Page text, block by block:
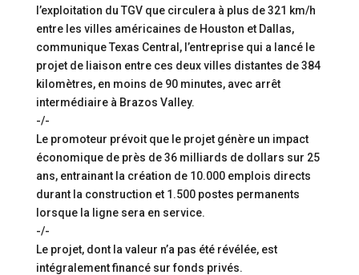
l’exploitation du TGV que circulera à plus de 321 km/h
entre les villes américaines de Houston et Dallas,
communique Texas Central, l’entreprise qui a lancé le
projet de liaison entre ces deux villes distantes de 384
kilomètres, en moins de 90 minutes, avec arrêt
intermédiaire à Brazos Valley.
-/-
Le promoteur prévoit que le projet génère un impact
économique de près de 36 milliards de dollars sur 25
ans, entrainant la création de 10.000 emplois directs
durant la construction et 1.500 postes permanents
lorsque la ligne sera en service.
-/-
Le projet, dont la valeur n’a pas été révélée, est
intégralement financé sur fonds privés.